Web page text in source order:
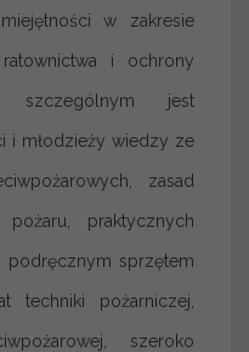
w zakresie
i ochrony
szczególnym jest
i młodzieży wiedzy ze
zasad
praktycznych
podręcznym sprzętem
techniki pożarniczej,
szeroko